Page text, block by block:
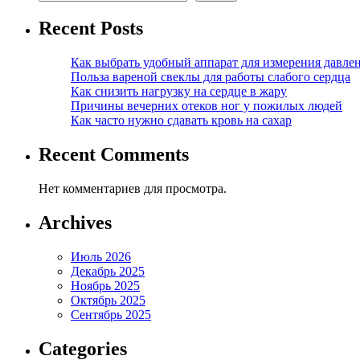
Recent Posts
Как выбрать удобный аппарат для измерения
Польза вареной свеклы для работы слабого сердца
Как снизить нагрузку на сердце в жару
Причины вечерних отеков ног у пожилых людей
Как часто нужно сдавать кровь на сахар
Recent Comments
Нет комментариев для просмотра.
Archives
Июль 2026
Декабрь 2025
Ноябрь 2025
Октябрь 2025
Сентябрь 2025
Categories